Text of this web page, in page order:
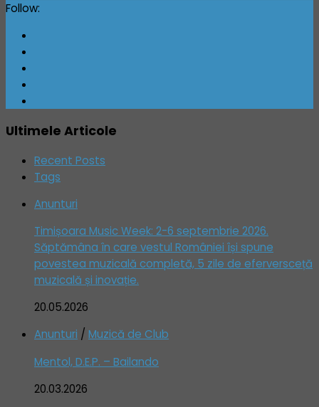
Follow:
Ultimele Articole
Recent Posts
Tags
Anunturi
Timișoara Music Week: 2-6 septembrie 2026.
Săptămâna în care vestul României își spune
povestea muzicală completă, 5 zile de eferversceță
muzicală și inovație.
20.05.2026
Anunturi / Muzică de Club
Mentol, D.E.P. – Bailando
20.03.2026